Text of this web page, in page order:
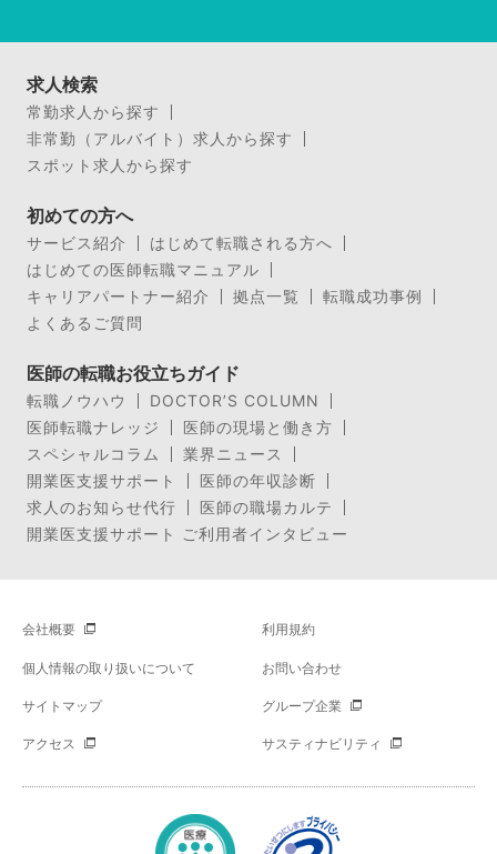
求人検索
常勤求人から探す
非常勤（アルバイト）求人から探す
スポット求人から探す
初めての方へ
サービス紹介
はじめて転職される方へ
はじめての医師転職マニュアル
キャリアパートナー紹介
拠点一覧
転職成功事例
よくあるご質問
医師の転職お役立ちガイド
転職ノウハウ
DOCTOR’S COLUMN
医師転職ナレッジ
医師の現場と働き方
スペシャルコラム
業界ニュース
開業医支援サポート
医師の年収診断
求人のお知らせ代行
医師の職場カルテ
開業医支援サポート ご利用者インタビュー
会社概要 利用規約
個人情報の取り扱いについて お問い合わせ
サイトマップ グループ企業
アクセス サスティナビリティ